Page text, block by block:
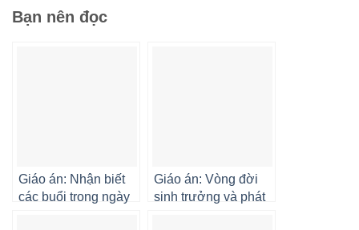
Bạn nên đọc
Giáo án: Nhận biết
các buổi trong ngày
Giáo án: Vòng đời
sinh trưởng và phát